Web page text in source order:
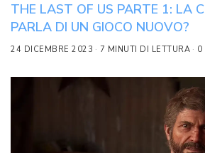
THE LAST OF US PARTE 1: LA
PARLA DI UN GIOCO NUOVO?
24 DICEMBRE 2023 7 MINUTI DI LETTURA 0